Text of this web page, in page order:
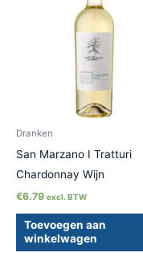
Dranken
San Marzano I Tratturi
Chardonnay Wijn
€6.79 excl. BTW
Toevoegen aan
winkelwagen